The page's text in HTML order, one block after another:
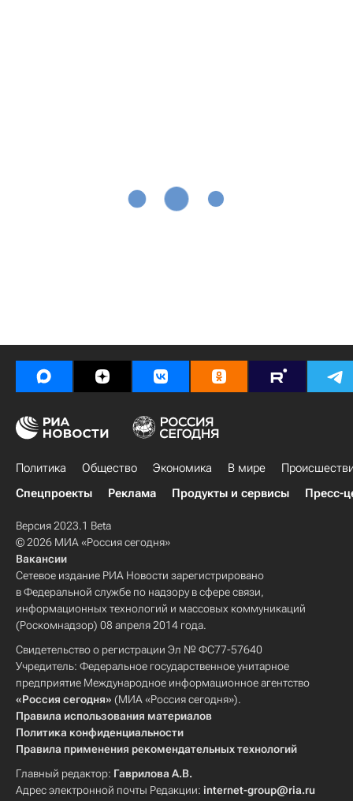
Политика Общество Экономика В мире
Спецпроекты
Реклама Продукты и сервисы Пресс-
Версия 2023.1 Beta
© 2026 МИА «Россия сегодня»
Вакансии
Сетевое издание РИА Новости зарегистрировано
в Федеральной службе по надзору в сфере связи,
информационных технологий и массовых коммуникаций
(Роскомнадзор) 08 апреля 2014 года.
Свидетельство о регистрации Эл № ФС77-57640
Учредитель: Федеральное государственное унитарное
предприятие Международное информационное агентство
«Россия сегодня» (МИА «Россия сегодня»).
Правила использования материалов
Политика конфиденциальности
Правила применения рекомендательных технологий
Главный редактор: Гаврилова А.В.
Адрес электронной почты Редакции: internet-group@ria.ru